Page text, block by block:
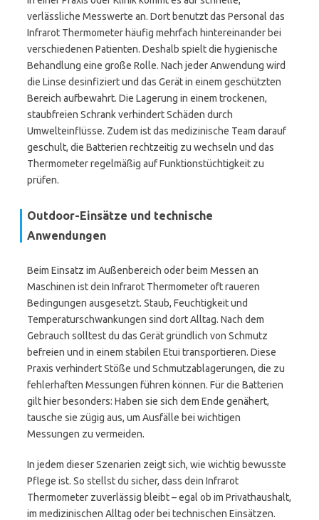
verlässliche Messwerte an. Dort benutzt das Personal das
Infrarot Thermometer häufig mehrfach hintereinander bei
verschiedenen Patienten. Deshalb spielt die hygienische
Behandlung eine große Rolle. Nach jeder Anwendung wird
die Linse desinfiziert und das Gerät in einem geschützten
Bereich aufbewahrt. Die Lagerung in einem trockenen,
staubfreien Schrank verhindert Schäden durch
Umwelteinflüsse. Zudem ist das medizinische Team darauf
geschult, die Batterien rechtzeitig zu wechseln und das
Thermometer regelmäßig auf Funktionstüchtigkeit zu
prüfen.
Outdoor-Einsätze und technische
Anwendungen
Beim Einsatz im Außenbereich oder beim Messen an
Maschinen ist dein Infrarot Thermometer oft raueren
Bedingungen ausgesetzt. Staub, Feuchtigkeit und
Temperaturschwankungen sind dort Alltag. Nach dem
Gebrauch solltest du das Gerät gründlich von Schmutz
befreien und in einem stabilen Etui transportieren. Diese
Praxis verhindert Stöße und Schmutzablagerungen, die zu
fehlerhaften Messungen führen können. Für die Batterien
gilt hier besonders: Haben sie sich dem Ende genähert,
tausche sie zügig aus, um Ausfälle bei wichtigen
Messungen zu vermeiden.
In jedem dieser Szenarien zeigt sich, wie wichtig bewusste
Pflege ist. So stellst du sicher, dass dein Infrarot
Thermometer zuverlässig bleibt – egal ob im Privathaushalt,
im medizinischen Alltag oder bei technischen Einsätzen.